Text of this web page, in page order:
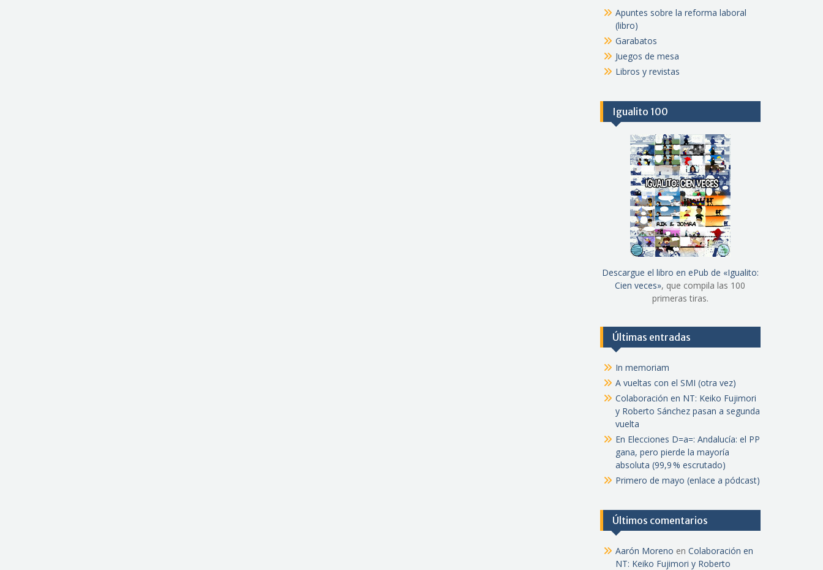
Apuntes sobre la reforma laboral
(libro)
Garabatos
Juegos de mesa
Libros y revistas
Igualito 100
Descargue el libro en ePub de «Igualito:
Cien veces», que compila las 100
primeras tiras.
Últimas entradas
In memoriam
A vueltas con el SMI (otra vez)
Colaboración en NT: Keiko Fujimori
y Roberto Sánchez pasan a segunda
vuelta
En Elecciones D=a=: Andalucía: el PP
gana, pero pierde la mayoría
absoluta (99,9 % escrutado)
Primero de mayo (enlace a pódcast)
Últimos comentarios
Aarón Moreno en Colaboración en
NT: Keiko Fujimori y Roberto